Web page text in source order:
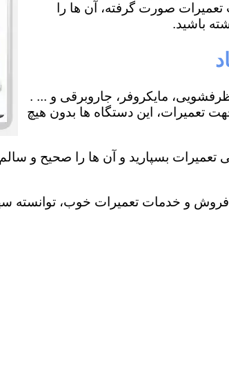
صورت گرفته، آن ها را
باشید.
مایکروفر، جاروبرقی و ... .
این دستگاه ها بدون هیچ
بسپارید و آن ها را صحیح و سالم
و خدمات تعمیرات خوب، توانسته